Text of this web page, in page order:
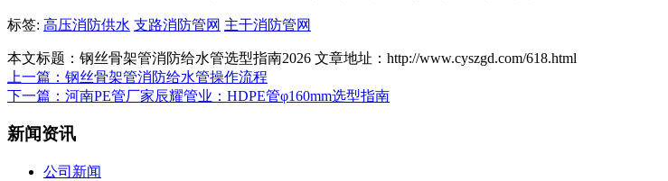
标签: 高压消防供水 支路消防管网 主干消防管网
本文标题：钢丝骨架管消防给水管选型指南2026 文章地址：http://www.cyszgd.com/618.html
上一篇： 钢丝骨架管消防给水管操作流程
下一篇： 河南PE管厂家辰耀管业：HDPE管φ160mm选型指南
新闻资讯
公司新闻